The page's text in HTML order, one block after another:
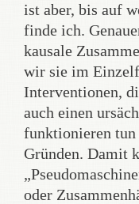
ist aber, bis auf
finde ich.
kausale
wir sie im
Interventionen,
auch einen
funktionieren tun
Gründen. Damit
oder